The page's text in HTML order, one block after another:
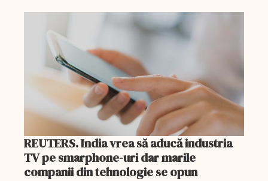
REUTERS. India vrea să aducă industria
TV pe smarphone-uri dar marile
companii din tehnologie se opun